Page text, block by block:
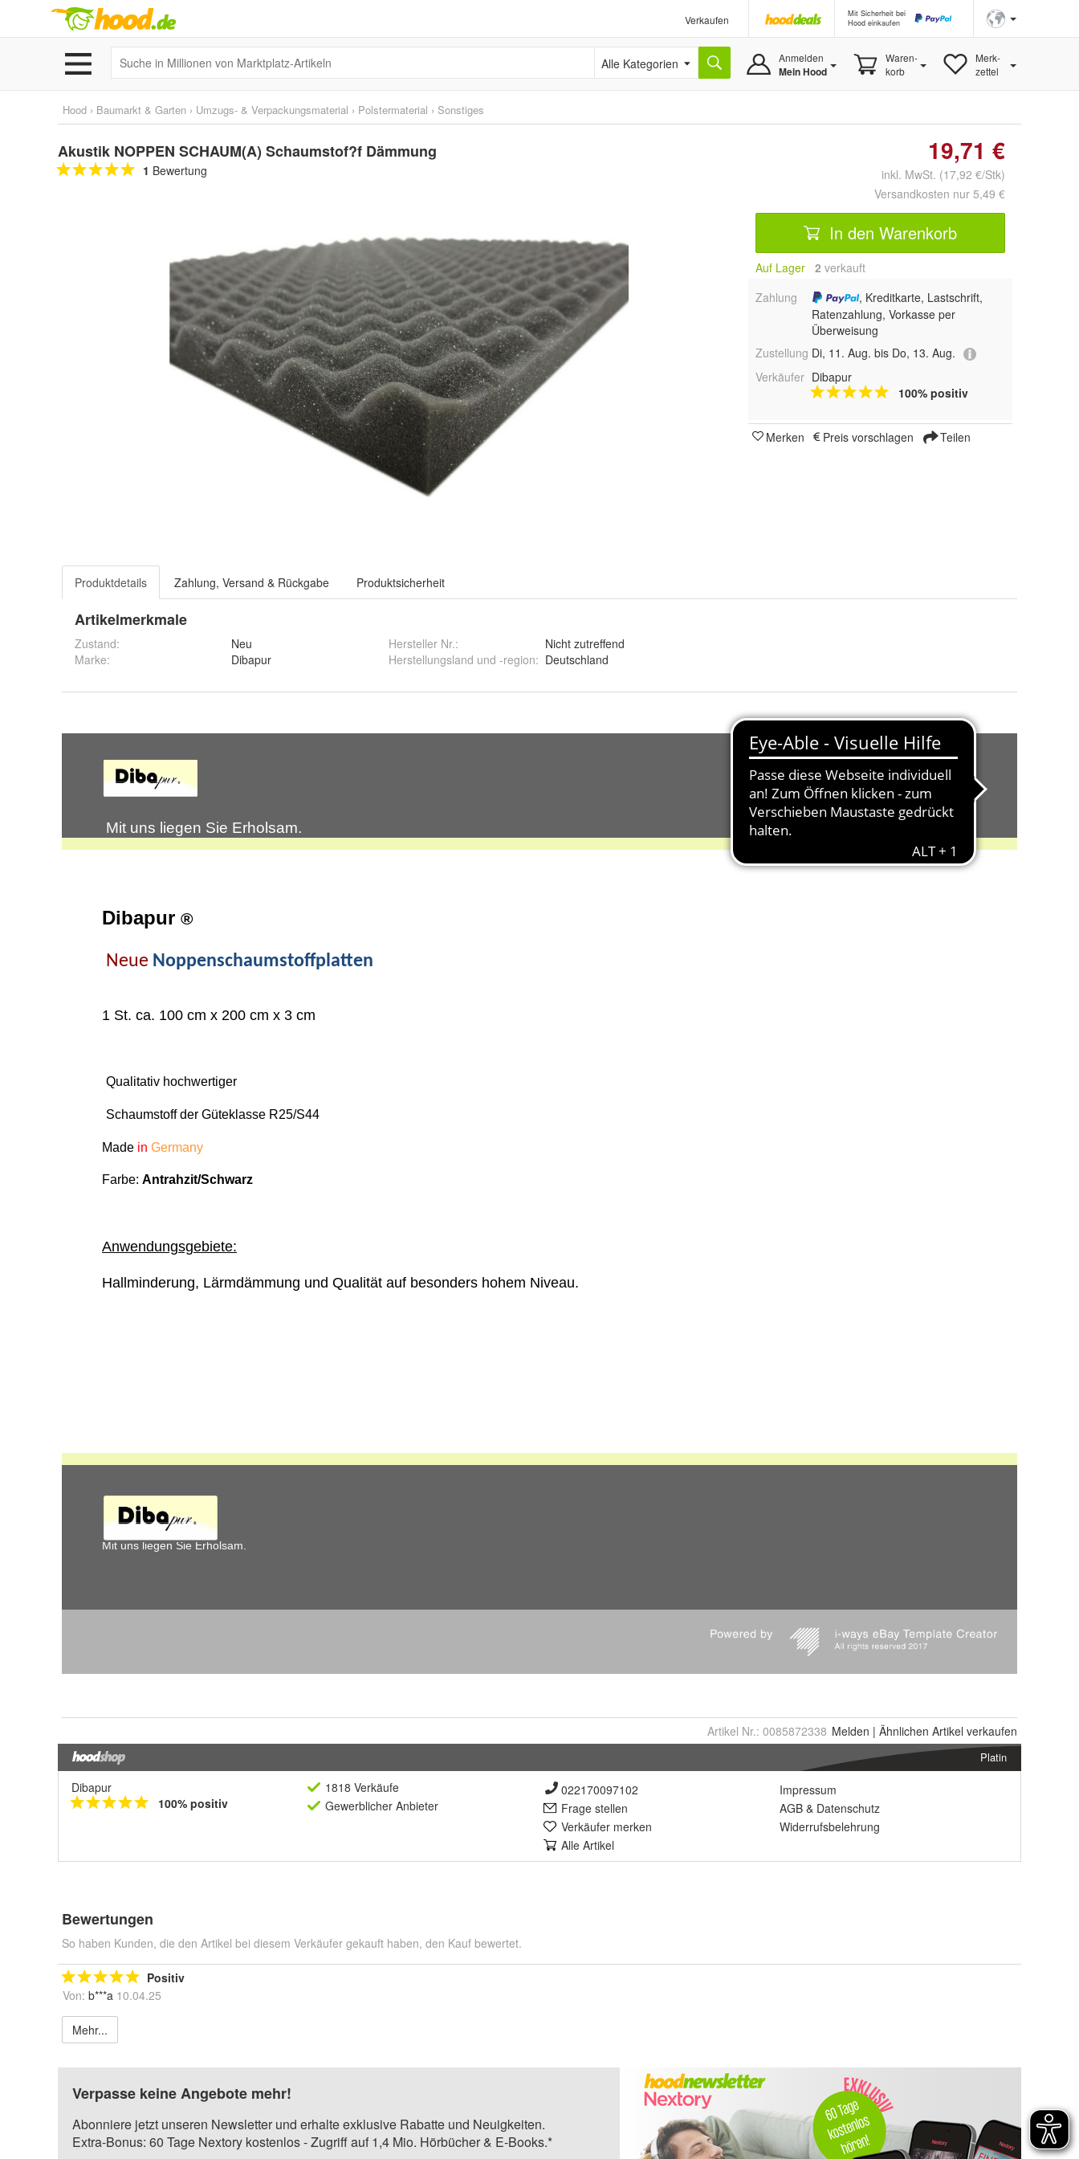
Verkaufen
Mit Sicherheit bei
Hood einkaufen
Alle Kategorien Anmelden
Mein Hood
Waren-
korb
Merk-
zettel
Hood › Baumarkt & Garten › Umzugs- & Verpackungsmaterial › Polstermaterial › Sonstiges
Akustik NOPPEN SCHAUM(A) Schaumstof?f Dämmung
1 Bewertung
19,71 €
inkl. MwSt. (17,92 €/Stk)
Versandkosten nur 5,49 €
In den Warenkorb
Auf Lager 2 verkauft
Zahlung
, Kreditkarte, Lastschrift,
Ratenzahlung, Vorkasse per
Überweisung
Zustellung Di, 11. Aug. bis Do, 13. Aug.
Verkäufer Dibapur
100% positiv
Merken Preis vorschlagen Teilen
Produktdetails Zahlung, Versand & Rückgabe Produktsicherheit
Artikelmerkmale
Zustand:
Neu
Marke:
Dibapur
Hersteller Nr.:
Nicht zutreffend
Herstellungsland und -region: Deutschland
Artikel Nr.: 0085872338 Melden | Ähnlichen Artikel verkaufen
Platin
Dibapur
100% positiv
1818 Verkäufe
Gewerblicher Anbieter
022170097102
Frage stellen
Verkäufer merken
Alle Artikel
Impressum
AGB & Datenschutz
Widerrufsbelehrung
Bewertungen
So haben Kunden, die den Artikel bei diesem Verkäufer gekauft haben, den Kauf bewertet.
Positiv
Von: b***a 10.04.25
Mehr...
Verpasse keine Angebote mehr!
Abonniere jetzt unseren Newsletter und erhalte exklusive Rabatte und Neuigkeiten.
Extra-Bonus: 60 Tage Nextory kostenlos - Zugriff auf 1,4 Mio. Hörbücher & E-Books.*